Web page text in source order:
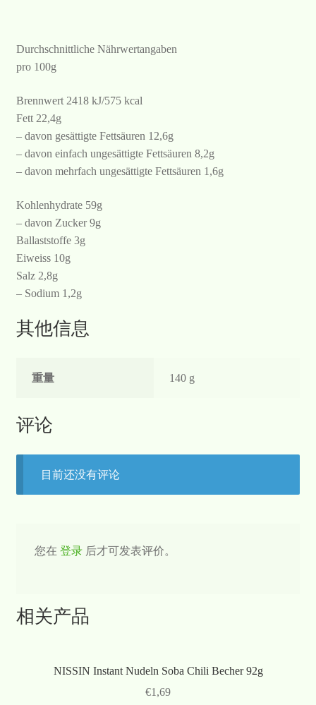
Durchschnittliche Nährwertangaben
pro 100g
Brennwert 2418 kJ/575 kcal
Fett 22,4g
– davon gesättigte Fettsäuren 12,6g
– davon einfach ungesättigte Fettsäuren 8,2g
– davon mehrfach ungesättigte Fettsäuren 1,6g
Kohlenhydrate 59g
– davon Zucker 9g
Ballaststoffe 3g
Eiweiss 10g
Salz 2,8g
– Sodium 1,2g
其他信息
重量 140 g
评论
目前还没有评论
您在 登录后才可发表评价。
相关产品
NISSIN Instant Nudeln Soba Chili Becher 92g
€1,69